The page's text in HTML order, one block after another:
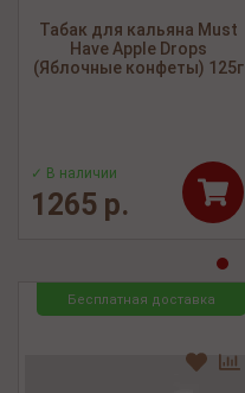
Табак для кальяна Must
Have Apple Drops
(Яблочные конфеты) 125г
✓ В наличии
1265 р.
Бесплатная доставка